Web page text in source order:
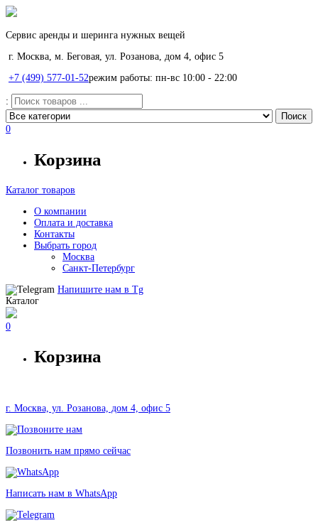
Сервис аренды и шеринга нужных вещей
г. Москва, м. Беговая, ул. Розанова, дом 4, офис 5
+7 (499) 577-01-52режим работы: пн-вс 10:00 - 22:00
:
0
Корзина
Каталог товаров
О компании
Оплата и доставка
Контакты
Выбрать город
Москва
Санкт-Петербург
Напишите нам в Tg
Каталог
0
Корзина
г. Москва, ул. Розанова, дом 4, офис 5
Позвонить нам прямо сейчас
Написать нам в WhatsApp